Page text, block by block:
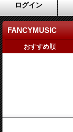
ログイン
FANCYMUSIC
おすすめ順